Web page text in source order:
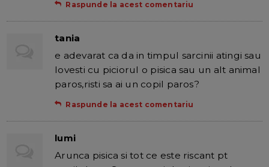
Raspunde la acest comentariu
tania
e adevarat ca da in timpul sarcinii atingi sau
lovesti cu piciorul o pisica sau un alt animal
paros,risti sa ai un copil paros?
Raspunde la acest comentariu
lumi
Arunca pisica si tot ce este riscant pt